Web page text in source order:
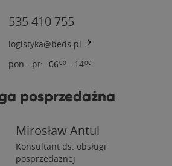
535 410 755
logistyka@beds.pl
pon - pt: 0600 - 1400
posprzedażna
Mirosław Antul
Konsultant ds. obsługi
posprzedażnej